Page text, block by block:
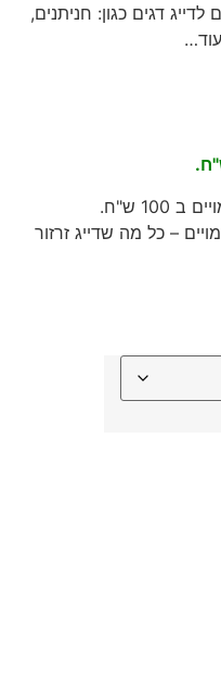
דגים כגון: חניתנים,
במבצע חבילת 18 דמויים – כל מה שדייג זרזור